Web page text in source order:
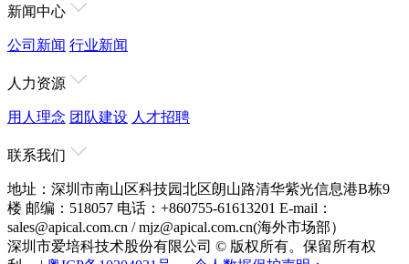
新闻中心
公司新闻 行业新闻
人力资源
用人理念 团队建设 人才招聘
联系我们
地址：深圳市南山区科技园北区朗山路清华紫光信息港B栋9
楼 邮编：518057 电话：+860755-61613201 E-mail：
sales@apical.com.cn / mjz@apical.com.cn(海外市场部）
深圳市爱培科技术股份有限公司 © 版权所有。保留所有权